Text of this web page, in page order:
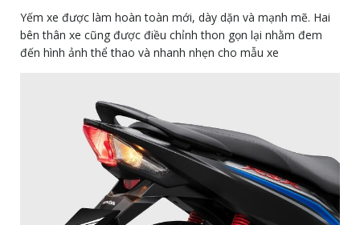
Yếm xe được làm hoàn toàn mới, dày dặn và mạnh mẽ. Hai
bên thân xe cũng được điều chỉnh thon gọn lại nhằm đem
đến hình ảnh thể thao và nhanh nhẹn cho mẫu xe